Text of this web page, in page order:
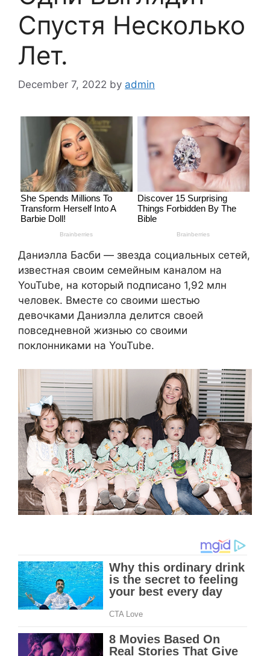
Спустя Несколько
Лет.
December 7, 2022 by admin
Даниэлла Басби — звезда социальных сетей,
известная своим семейным каналом на
YouTube, на который подписано 1,92 млн
человек. Вместе со своими шестью
девочками Даниэлла делится своей
повседневной жизнью со своими
поклонниками на YouTube.